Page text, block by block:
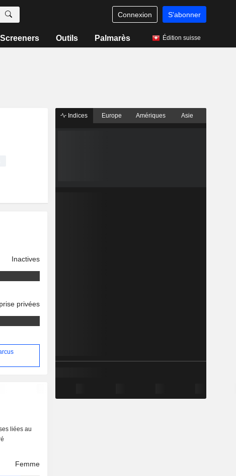
Connexion S'abonner
Screeners Outils Palmarès Édition suisse
Inactives
privées
liées au
Femme
Indices Europe Amériques Asie